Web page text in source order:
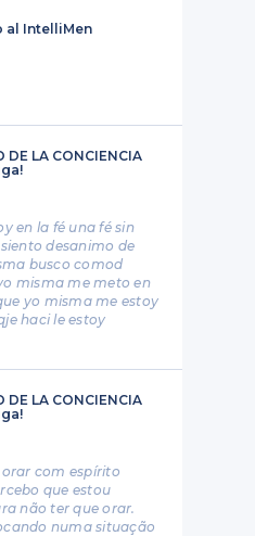
al IntelliMen
DE LA CONCIENCIA
en la fé una fé sin
desanimo de
busco comod
misma me meto en
yo misma me estoy
haci le estoy
DE LA CONCIENCIA
com espírito
que estou
não ter que orar.
numa situação